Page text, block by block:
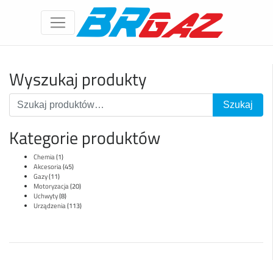
Wyszukaj produkty
Kategorie produktów
Chemia(1)
Akcesoria(45)
Gazy(11)
Motoryzacja(20)
Uchwyty(8)
Urządzenia(113)